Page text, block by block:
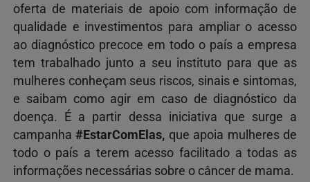
oferta de materiais de apoio com informação de
qualidade e investimentos para ampliar o acesso
ao diagnóstico precoce em todo o país a empresa
tem trabalhado junto a seu instituto para que as
mulheres conheçam seus riscos, sinais e sintomas,
e saibam como agir em caso de diagnóstico da
doença. É a partir dessa iniciativa que surge a
campanha#EstarComElas, que apoia mulheres de
todo o país a terem acesso facilitado a todas as
informações necessárias sobre o câncer de mama.